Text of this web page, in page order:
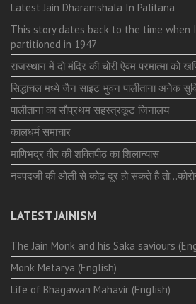
Latest Jain Dharamshala In Palitana
This story dates back to the time when
partitioned in 1947
राजस्थान में दो मंदिर की चोरी ऐवंम परमात्मा को
सिद्धाचल मध्ये जैन साइट भुवन पालीताना अनेक
पालीताना का सौप्रथम सहस्त्रकूट जिनालय
कालधर्म समाचार
माणिभद्र वीर की शक्तिपीठ का शिलान्यास
नवपदजी की ओली से कोढ दूर हो सकते है
LATEST JAINISM
The Jain Monk and his Saka saviours
Monk Metarya (English)
Life of Bhagawän Mahävir (English)